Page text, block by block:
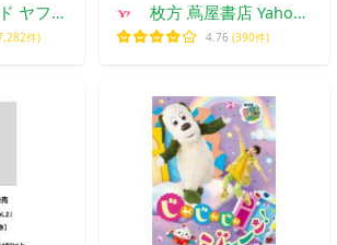
ヤフー
件)
枚方 蔦屋書店 Yahoo!
店
4.76 (390件)